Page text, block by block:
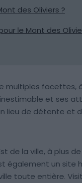
des Oliviers ?
le Mont des
multiples facettes,
et ses
lieu de détente
de la ville, à plus
également un
toute entière.